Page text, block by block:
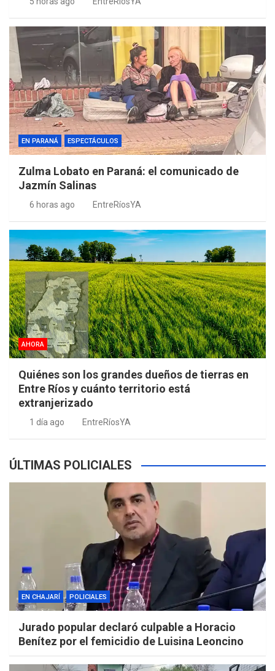
EN PARANÁ ESPECTÁCULOS
Zulma Lobato en Paraná: el comunicado de
Jazmín Salinas
6 horas ago EntreRíosYA
AHORA
Quiénes son los grandes dueños de tierras en
Entre Ríos y cuánto territorio está
extranjerizado
1 día ago EntreRíosYA
ÚLTIMAS POLICIALES
EN CHAJARÍ POLICIALES
Jurado popular declaró culpable a Horacio
Benítez por el femicidio de Luisina Leoncino